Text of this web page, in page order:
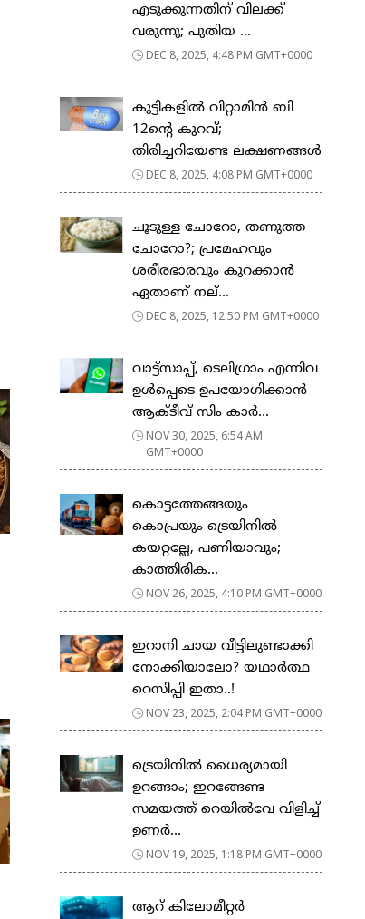
എടുക്കുന്നതിന് വിലക്ക്
വരുന്നു; പുതിയ ...
DEC 8, 2025, 4:48 PM GMT+0000
കുട്ടികളിൽ വിറ്റാമിൻ ബി
12ന്‍റെ കുറവ്;
തിരിച്ചറിയേണ്ട ലക്ഷണങ്ങള്‍
DEC 8, 2025, 4:08 PM GMT+0000
ചൂടുള്ള ചോറോ, തണുത്ത
ചോറോ?; പ്രമേഹവും
ശരീരഭാരവും കുറക്കാൻ
ഏതാണ് നല്...
DEC 8, 2025, 12:50 PM GMT+0000
വാട്ട്സാപ്പ്, ടെലിഗ്രാം എന്നിവ
ഉൾപ്പെടെ ഉപയോഗിക്കാൻ
ആക്ടീവ് സിം കാർ...
NOV 30, 2025, 6:54 AM
GMT+0000
കൊട്ടത്തേങ്ങയും
കൊപ്രയും ട്രെയിനില്‍
കയറ്റല്ലേ, പണിയാവും;
കാത്തിരിക...
NOV 26, 2025, 4:10 PM GMT+0000
ഇറാനി ചായ വീട്ടിലുണ്ടാക്കി
നോക്കിയാലോ? യഥാർത്ഥ
റെസിപ്പി ഇതാ..!
NOV 23, 2025, 2:04 PM GMT+0000
ട്രെയിനിൽ ധൈര്യമായി
ഉറങ്ങാം; ഇറങ്ങേണ്ട
സമയത്ത് റെയിൽവേ വിളിച്ച്
ഉണർ...
NOV 19, 2025, 1:18 PM GMT+0000
ആറ് കിലോമീറ്റർ